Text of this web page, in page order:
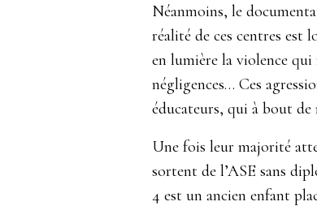
Néanmoins, le
réalité de ces centres est
en lumière la violence qui
négligences… Ces
éducateurs, qui à bout de
Une fois leur majorité
sortent de l’ASE sans
4 est un ancien enfant